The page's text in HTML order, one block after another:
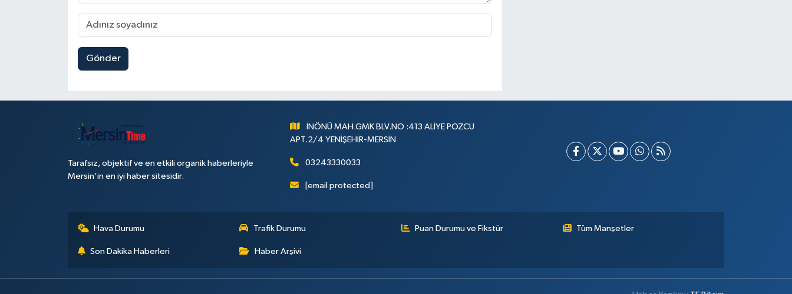
Gönder
Tarafsız, objektif ve en etkili organik haberleriyle
Mersin'in en iyi haber sitesidir.
İNÖNÜ MAH.GMK BLV.NO :413 ALİYE POZCU
APT.2/4 YENİŞEHİR-MERSİN
03243330033
[email protected]
Hava Durumu Trafik Durumu Puan Durumu ve Fikstür Tüm Manşetler
Son Dakika Haberleri Haber Arşivi